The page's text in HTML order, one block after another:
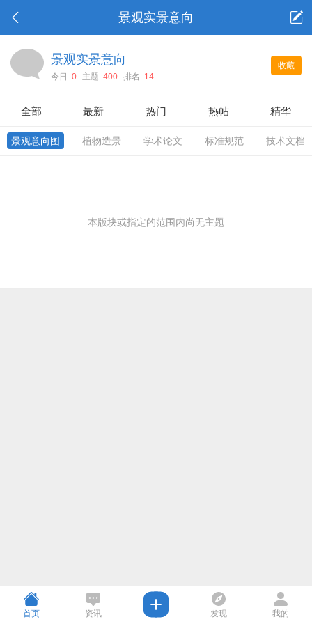
景观实景意向
收藏
景观实景意向
今日: 0 主题: 400 排名: 14
全部 最新 热门 热帖 精华
景观意向图 植物造景 学术论文 标准规范 技术文档
本版块或指定的范围内尚无主题
首页 资讯 发现 我的